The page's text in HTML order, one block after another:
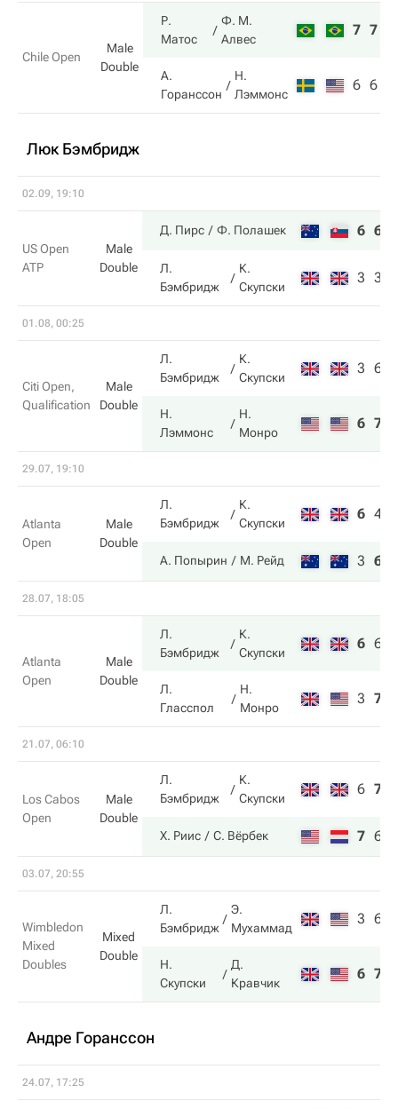
Chile Open
Male
Double
Р.
Матос
Ф. М.
Алвес
7 7
А.
Горанссон
Н.
Лэммонс
6 6
Люк Бэмбридж
02.09, 19:10
US Open
ATP
Male
Double
Д. Пирс Ф. Полашек 6 6
Л.
Бэмбридж
К.
Скупски
3 3
01.08, 00:25
Citi Open,
Qualification
Male
Double
Л.
Бэмбридж
К.
Скупски
3 6
Н.
Лэммонс
Н.
Монро
6 7
29.07, 19:10
Atlanta
Open
Male
Double
Л.
Бэмбридж
К.
Скупски
6 4
А. Попырин М. Рейд 3 6
28.07, 18:05
Atlanta
Open
Male
Double
Л.
Бэмбридж
К.
Скупски
6 6
Л.
Гласспол
Н.
Монро
3 7
21.07, 06:10
Los Cabos
Open
Male
Double
Л.
Бэмбридж
К.
Скупски
6 7
Х. Риис С. Вёрбек 7 6
03.07, 20:55
Wimbledon
Mixed
Doubles
Mixed
Double
Л.
Бэмбридж
Э.
Мухаммад
3 6
Н.
Скупски
Д.
Кравчик
6 7
Андре Горанссон
24.07, 17:25